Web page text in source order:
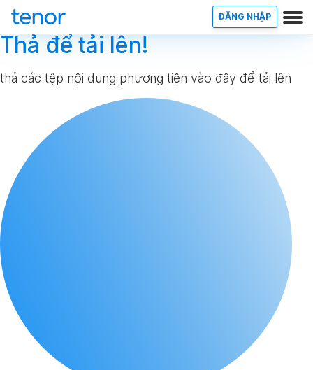
ĐĂNG NHẬP
Thả để tải lên!
thả các tệp nội dung phương tiện vào đây để tải lên